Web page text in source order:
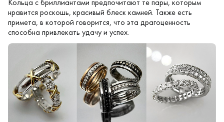
Кольца с бриллиантами предпочитают те пары, которым
нравится роскошь, красивый блеск камней. Также есть
примета, в которой говорится, что эта драгоценность
способна привлекать удачу и успех.